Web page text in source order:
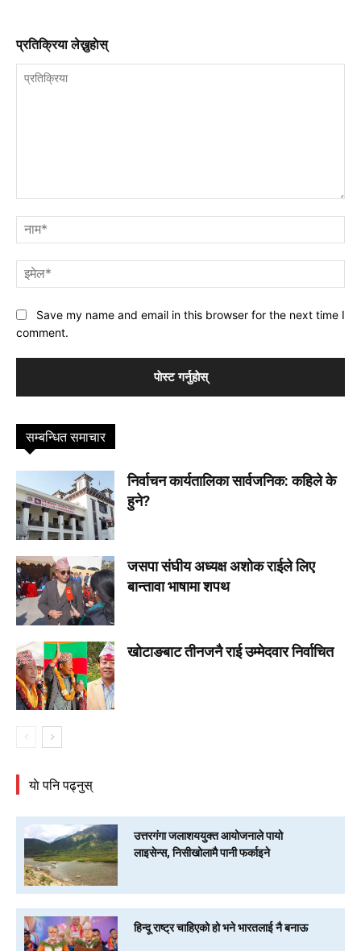
प्रतिक्रिया लेख्नुहाेस्
Save my name and email in this browser for the next time I
comment.
सम्बन्धित समाचार
निर्वाचन कार्यतालिका सार्वजनिक: कहिले के
हुने?
जसपा संघीय अध्यक्ष अशोक राईले लिए
बान्तावा भाषामा शपथ
खोटाङबाट तीनजनै राई उम्मेदवार निर्वाचित
याे पनि पढ्नुस्
उत्तरगंगा जलाशययुक्त आयोजनाले पायो
लाइसेन्स, निसीखोलामै पानी फर्काइने
हिन्दू राष्ट्र चाहिएको हो भने भारतलाई नै बनाऊ